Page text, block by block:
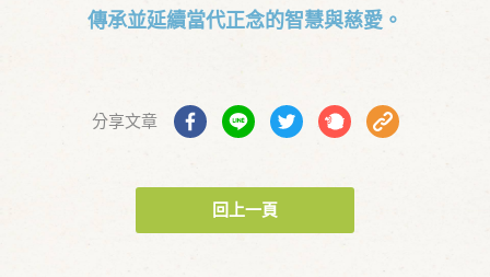
傳承並延續當代正念的智慧與慈愛。
分享文章
回上一頁